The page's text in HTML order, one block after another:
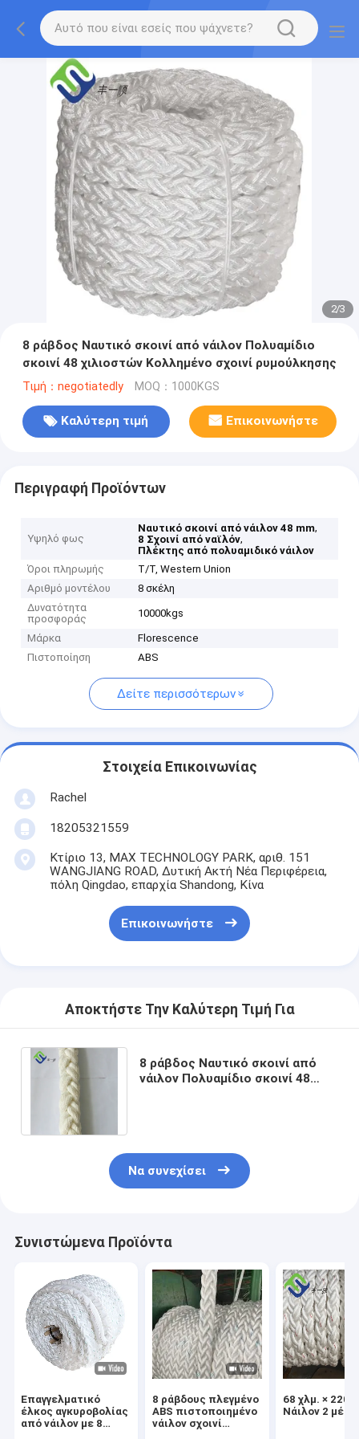
2/3
8 ράβδος Ναυτικό σκοινί από νάιλον Πολυαμίδιο
σκοινί 48 χιλιοστών Κολλημένο σχοινί ρυμούλκησης
Τιμή：negotiatedly MOQ：1000KGS
Καλύτερη τιμή Επικοινωνήστε
Περιγραφή Προϊόντων
Υψηλό φως
Ναυτικό σκοινί από νάιλον 48 mm,
8 Σχοινί από ναϊλόν,
Πλέκτης από πολυαμιδικό νάιλον
Όροι πληρωμής
T/T, Western Union
Αριθμό μοντέλου
8 σκέλη
Δυνατότητα
προσφοράς
10000kgs
Μάρκα
Florescence
Πιστοποίηση
ABS
Δείτε περισσότερων
Στοιχεία Επικοινωνίας
Rachel
18205321559
Κτίριο 13, MAX TECHNOLOGY PARK, αριθ. 151
WANGJIANG ROAD, Δυτική Ακτή Νέα Περιφέρεια,
πόλη Qingdao, επαρχία Shandong, Κίνα
Επικοινωνήστε
Αποκτήστε Την Καλύτερη Τιμή Για
8 ράβδος Ναυτικό σκοινί από
νάιλον Πολυαμίδιο σκοινί 48
Να συνεχίσει
Συνιστώμενα Προϊόντα
Επαγγελματικό
έλκος αγκυροβολίας
από νάιλον με 8
8 ράβδους πλεγμένο
ABS πιστοποιημένο
νάιλον σχοινί
68 χλμ. × 220
Νάιλον 2